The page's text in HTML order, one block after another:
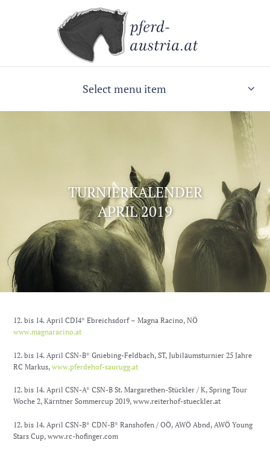
Select menu item
TURNIERKALENDER
APRIL 2019
12. bis 14. April CDI4* Ebreichsdorf – Magna Racino, NÖ
www.magnaracino.at
12. bis 14. April CSN-B* Gniebing-Feldbach, ST, Jubiläumsturnier 25 Jahre
RC Markus,www.pferdehof-saurugg.at
12. bis 14. April CSN-A* CSN-B St. Margarethen-Stückler / K, Spring Tour
Woche 2, Kärntner Sommercup 2019, www.reiterhof-stueckler.at
12. bis 14. April CSN-B* CDN-B* Ranshofen / OÖ, AWÖ Abnd, AWÖ Young
Stars Cup, www.rc-hofinger.com